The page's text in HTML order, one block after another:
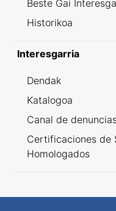
Beste Gai
Historikoa
Interesgarria
Dendak
Katalogoa
Canal de
Certificaciones de
Homologados